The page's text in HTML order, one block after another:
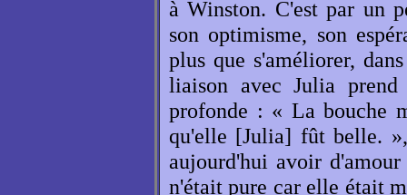
à Winston. C'est par un
son optimisme, son
plus que s'améliorer,
liaison avec Julia
profonde : « La bouche
qu'elle [Julia] fût belle.
aujourd'hui avoir
n'était pure car elle était